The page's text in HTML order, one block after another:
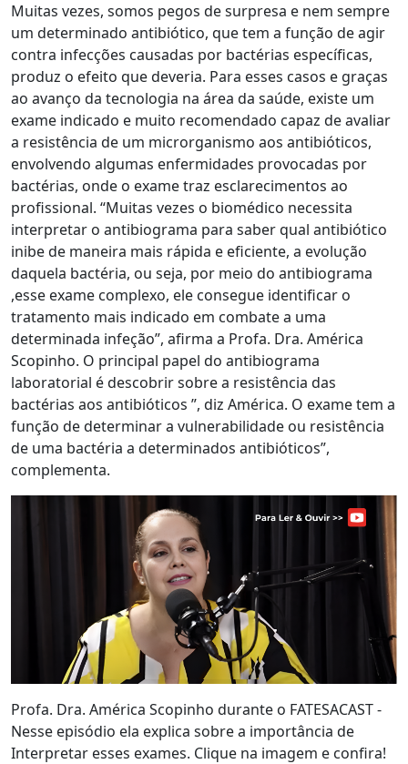
Muitas vezes, somos pegos de surpresa e nem sempre
um determinado antibiótico, que tem a função de agir
contra infecções causadas por bactérias específicas,
produz o efeito que deveria. Para esses casos e graças
ao avanço da tecnologia na área da saúde, existe um
exame indicado e muito recomendado capaz de avaliar
a resistência de um microrganismo aos antibióticos,
envolvendo algumas enfermidades provocadas por
bactérias, onde o exame traz esclarecimentos ao
profissional. “Muitas vezes o biomédico necessita
interpretar o antibiograma para saber qual antibiótico
inibe de maneira mais rápida e eficiente, a evolução
daquela bactéria, ou seja, por meio do antibiograma
,esse exame complexo, ele consegue identificar o
tratamento mais indicado em combate a uma
determinada infeção”, afirma a Profa. Dra. América
Scopinho. O principal papel do antibiograma
laboratorial é descobrir sobre a resistência das
bactérias aos antibióticos ”, diz América. O exame tem a
função de determinar a vulnerabilidade ou resistência
de uma bactéria a determinados antibióticos”,
complementa.
Profa. Dra. América Scopinho durante o FATESACAST -
Nesse episódio ela explica sobre a importância de
Interpretar esses exames. Clique na imagem e confira!